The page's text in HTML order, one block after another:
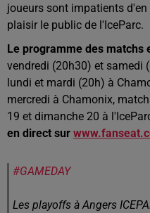
joueurs sont impatients
plaisir le public de l'IceParc.
Le programme des matchs
vendredi (20h30) et samedi
lundi et mardi (20h) à
mercredi à Chamonix,
19 et dimanche 20 à
en direct sur
#GAMEDAY
Les playoffs à Angers